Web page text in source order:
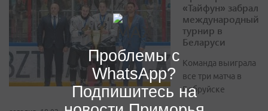
«Тайфун» забрал
международный
турнир в
Беларуси
Команда выиграла
все три матча в
Бобруйске
Проблемы с
WhatsApp?
Подпишитесь на